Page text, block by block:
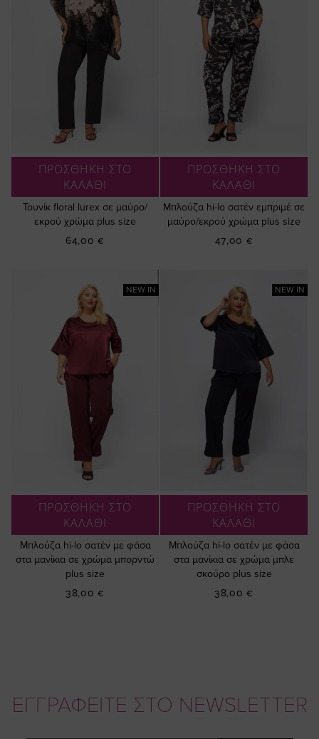
ΠΡΟΣΘΗΚΗ ΣΤΟ
ΚΑΛΑΘΙ
Τουνίκ floral lurex σε μαύρο/
εκρού χρώμα plus size
64,00 €
ΠΡΟΣΘΗΚΗ ΣΤΟ
ΚΑΛΑΘΙ
Μπλούζα hi-lo σατέν εμπριμέ σε
μαύρο/εκρού χρώμα plus size
47,00 €
NEW IN
ΠΡΟΣΘΗΚΗ ΣΤΟ
ΚΑΛΑΘΙ
Μπλούζα hi-lo σατέν με φάσα
στα μανίκια σε χρώμα μπορντώ
plus size
38,00 €
NEW IN
ΠΡΟΣΘΗΚΗ ΣΤΟ
ΚΑΛΑΘΙ
Μπλούζα hi-lo σατέν με φάσα
στα μανίκια σε χρώμα μπλε
σκούρο plus size
38,00 €
ΕΓΓΡΑΦΕΙΤΕ ΣΤΟ NEWSLETTER